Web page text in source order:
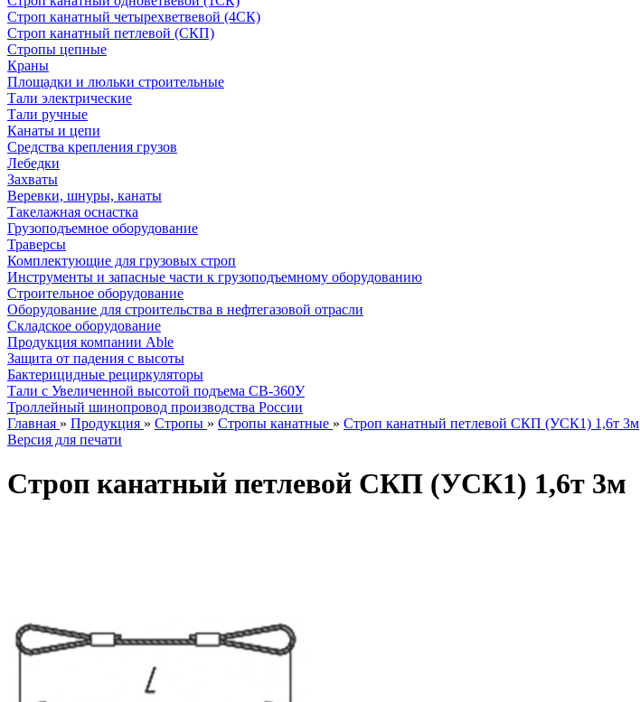
Строп канатный четырехветвевой (4СК)
Строп канатный петлевой (СКП)
Стропы цепные
Краны
Площадки и люльки строительные
Тали электрические
Тали ручные
Канаты и цепи
Средства крепления грузов
Лебедки
Захваты
Веревки, шнуры, канаты
Такелажная оснастка
Грузоподъемное оборудование
Траверсы
Комплектующие для грузовых строп
Инструменты и запасные части к грузоподъемному оборудованию
Строительное оборудование
Оборудование для строительства в нефтегазовой отрасли
Складское оборудование
Продукция компании Able
Защита от падения с высоты
Бактерицидные рециркуляторы
Тали с Увеличенной высотой подъема СВ-360У
Троллейный шинопровод производства России
Главная » Продукция » Стропы » Стропы канатные » Строп канатный петлевой СКП (УСК1) 1,6т 3м
Версия для печати
Строп канатный петлевой СКП (УСК1) 1,6т 3м